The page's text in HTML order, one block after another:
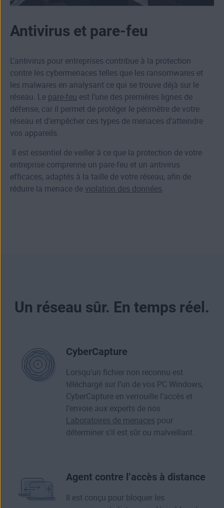
Antivirus et pare-feu
L’antivirus pour entreprises contribue à la protection
contre les cybermenaces telles que les ransomwares et
les malwares en analysant ce qui se trouve déjà sur le
réseau. Le pare-feu est l’une des premières lignes de
défense, car il permet de protéger le périmètre de votre
réseau et d’empêcher ces types de menaces d’atteindre
vos appareils.
Il est essentiel de veiller à ce que la protection de votre
entreprise comprenne un pare-feu et un antivirus
efficaces, adaptés à la taille de votre réseau, afin de
réduire la menace de violation des données.
Un réseau sûr. En temps réel.
CyberCapture
Lorsqu’un fichier non reconnu est
téléchargé sur l’un de vos PC Windows,
CyberCapture en verrouille l’accès et
l’envoie aux experts de nos
Laboratoires de menaces pour
déterminer s’il est sûr ou malveillant.
Agent contre l’accès à distance
Il est conçu pour bloquer les